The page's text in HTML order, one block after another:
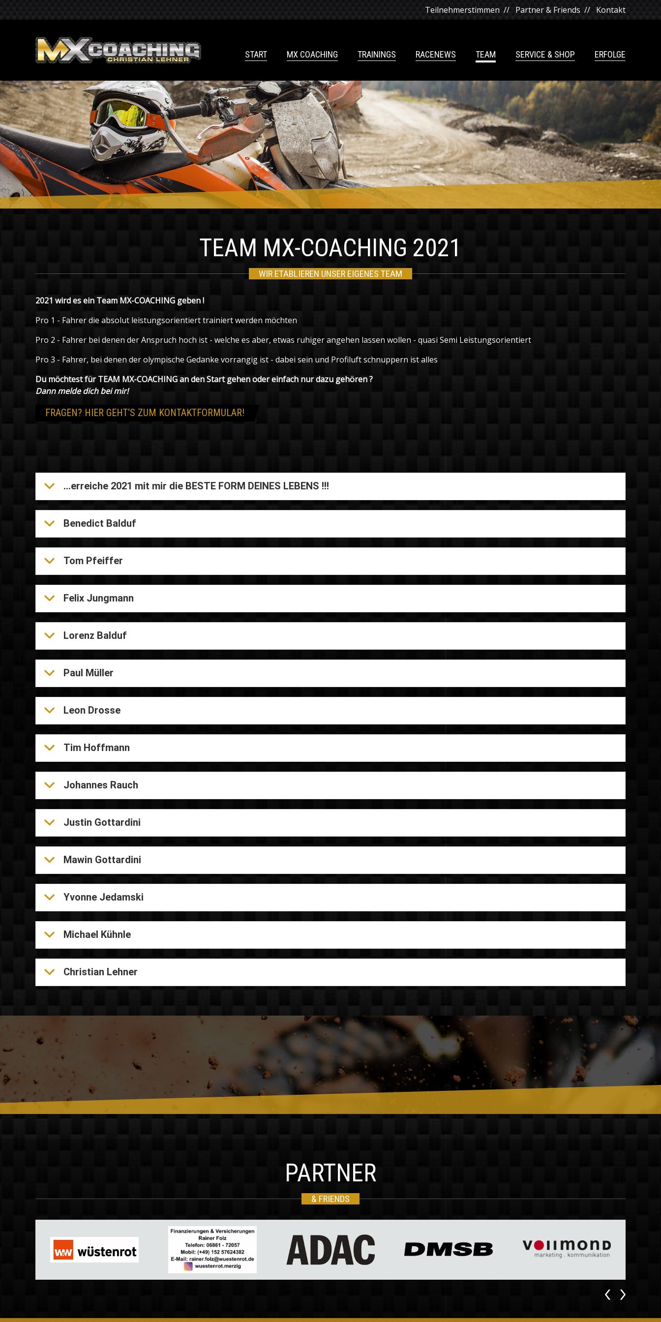
Teilnehmerstimmen // Partner & Friends // Kontakt
ERFOLGE
SERVICE & SHOP
TEAM
RACENEWS
TRAININGS
MX COACHING
START
TEAM MX-COACHING 2021
WIR ETABLIEREN UNSER EIGENES TEAM
2021 wird es ein Team MX-COACHING geben !
Pro 1 - Fahrer die absolut leistungsorientiert trainiert werden möchten
Pro 2 - Fahrer bei denen der Anspruch hoch ist - welche es aber, etwas ruhiger angehen lassen wollen - quasi Semi Leistungsorientiert
Pro 3 - Fahrer, bei denen der olympische Gedanke vorrangig ist - dabei sein und Profiluft schnuppern ist alles
Du möchtest für TEAM MX-COACHING an den Start gehen oder einfach nur dazu gehören ?
Dann melde dich bei mir!
FRAGEN? HIER GEHT‘S ZUM KONTAKTFORMULAR!
...erreiche 2021 mit mir die BESTE FORM DEINES LEBENS !!!
Benedict Balduf
Tom Pfeiffer
Felix Jungmann
Lorenz Balduf
Paul Müller
Leon Drosse
Tim Hoffmann
Johannes Rauch
Justin Gottardini
Mawin Gottardini
Yvonne Jedamski
Michael Kühnle
Christian Lehner
PARTNER
& FRIENDS